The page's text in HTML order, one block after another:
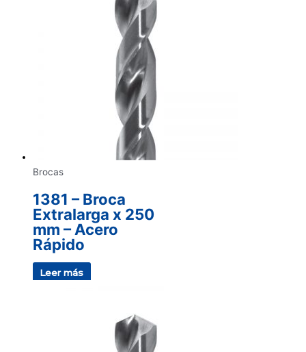
Brocas
1381 – Broca
Extralarga x 250
mm – Acero
Rápido
Leer más